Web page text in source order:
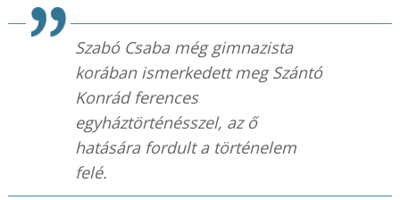
Szabó Csaba még gimnazista
korában ismerkedett meg Szántó
Konrád ferences
egyháztörténésszel, az ő
hatására fordult a történelem
felé.